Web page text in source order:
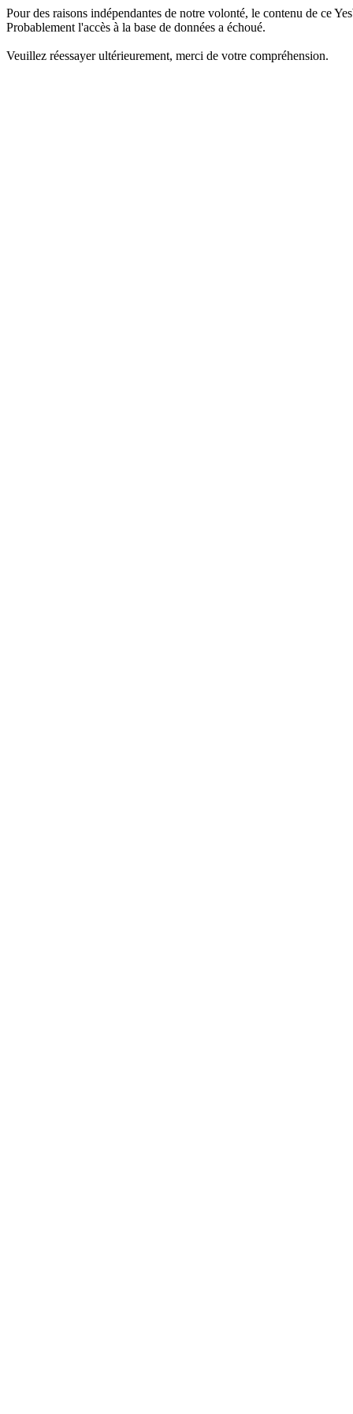
Pour des raisons indépendantes de notre volonté, le contenu de ce
Probablement l'accès à la base de données a échoué.
Veuillez réessayer ultérieurement, merci de votre compréhension.